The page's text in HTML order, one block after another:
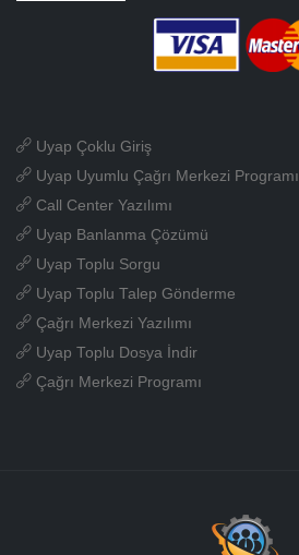
Uyap Çoklu Giriş
Uyap Uyumlu Çağrı Merkezi Programı
Call Center Yazılımı
Uyap Banlanma Çözümü
Uyap Toplu Sorgu
Uyap Toplu Talep Gönderme
Çağrı Merkezi Yazılımı
Uyap Toplu Dosya İndir
Çağrı Merkezi Programı